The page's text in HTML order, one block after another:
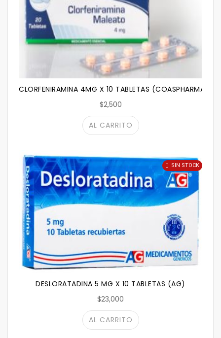
CLORFENIRAMINA 4MG X 10 TABLETAS (COASPHARMA)
$2,500
AL CARRITO
DESLORATADINA 5 MG X 10 TABLETAS (AG)
$23,000
AL CARRITO
SIN STOCK